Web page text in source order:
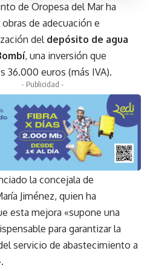
de Oropesa del Mar ha
de adecuación e
deldepósito de agua
, una inversión que
36.000 euros (más IVA).
- Publicidad -
la concejala de
Jiménez, quien ha
esta mejora «supone una
para garantizar la
servicio de abastecimiento a